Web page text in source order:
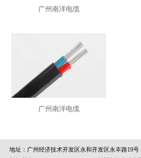
广州南洋电缆
广州南洋电缆
地址：广州经济技术开发区永和开发区永丰路19号